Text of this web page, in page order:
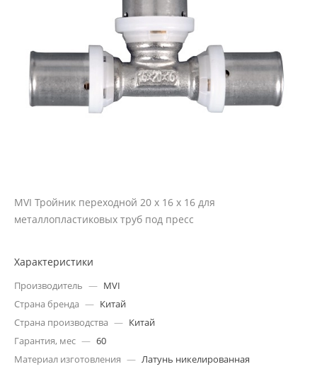
MVI Тройник переходной 20 х 16 х 16 для
металлопластиковых труб под пресс
Характеристики
Производитель — MVI
Страна бренда — Китай
Страна производства — Китай
Гарантия, мес — 60
Материал изготовления — Латунь никелированная